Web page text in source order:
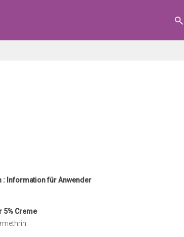
Information für Anwender
5% Creme